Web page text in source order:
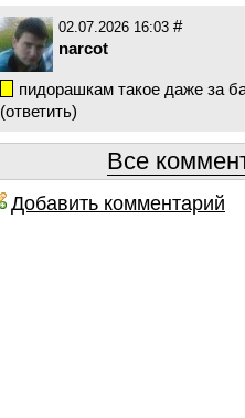
02.07.2026 16:03 #
narcot
пидорашкам такое даже за
(ответить)
Все
Добавить комментарий